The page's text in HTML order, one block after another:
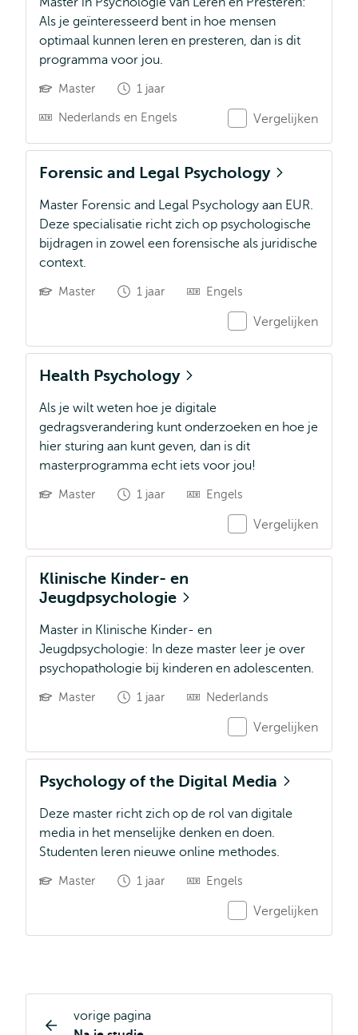
Als je geïnteresseerd bent in hoe mensen
optimaal kunnen leren en presteren, dan is dit
programma voor jou.
Master 1 jaar
Nederlands en Engels Vergelijken
Forensic and Legal Psychology
Master Forensic and Legal Psychology aan EUR.
Deze specialisatie richt zich op psychologische
bijdragen in zowel een forensische als juridische
context.
Master 1 jaar Engels
Vergelijken
Health Psychology
Als je wilt weten hoe je digitale
gedragsverandering kunt onderzoeken en hoe je
hier sturing aan kunt geven, dan is dit
masterprogramma echt iets voor jou!
Master 1 jaar Engels
Vergelijken
Klinische Kinder- en
Jeugdpsychologie
Master in Klinische Kinder- en
Jeugdpsychologie: In deze master leer je over
psychopathologie bij kinderen en adolescenten.
Master 1 jaar Nederlands
Vergelijken
Psychology of the Digital Media
Deze master richt zich op de rol van digitale
media in het menselijke denken en doen.
Studenten leren nieuwe online methodes.
Master 1 jaar Engels
Vergelijken
Opleidingvorige pagina